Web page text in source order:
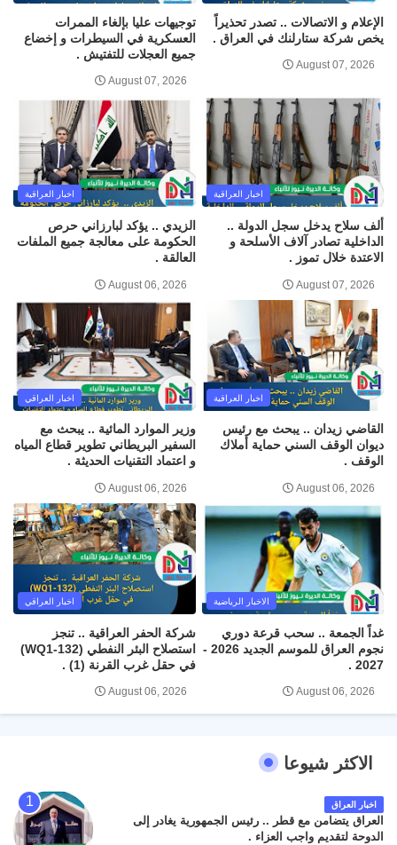
الإعلام و الاتصالات .. تصدر تحذيراً
يخص شركة ستارلنك في العراق .
August 07, 2026
توجيهات عليا بإلغاء الممرات
العسكرية في السيطرات و إخضاع
جميع العجلات للتفتيش .
August 07, 2026
اخبار العراقية
ألف سلاح يدخل سجل الدولة ..
الداخلية تصادر آلاف الأسلحة و
الاعتدة خلال تموز .
August 07, 2026
اخبار العراقية
الزيدي .. يؤكد لبارزاني حرص
الحكومة على معالجة جميع الملفات
العالقة .
August 06, 2026
اخبار العراقية
القاضي زيدان .. يبحث مع رئيس
ديوان الوقف السني حماية أملاك
الوقف .
August 06, 2026
اخبار العراقي
وزير الموارد المائية .. يبحث مع
السفير البريطاني تطوير قطاع المياه
و اعتماد التقنيات الحديثة .
August 06, 2026
الاخبار الرياضية
غداً الجمعة .. سحب قرعة دوري
نجوم العراق للموسم الجديد 2026 -
2027 .
August 06, 2026
اخبار العراقي
شركة الحفر العراقية .. تنجز
استصلاح البئر النفطي (WQ1-132)
في حقل غرب القرنة (1) .
August 06, 2026
الاكثر شيوعا
اخبار العراق
العراق يتضامن مع قطر .. رئيس الجمهورية يغادر إلى
الدوحة لتقديم واجب العزاء .